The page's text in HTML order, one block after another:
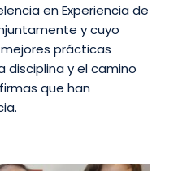
en Experiencia de
y cuyo
prácticas
disciplina y el camino
que han